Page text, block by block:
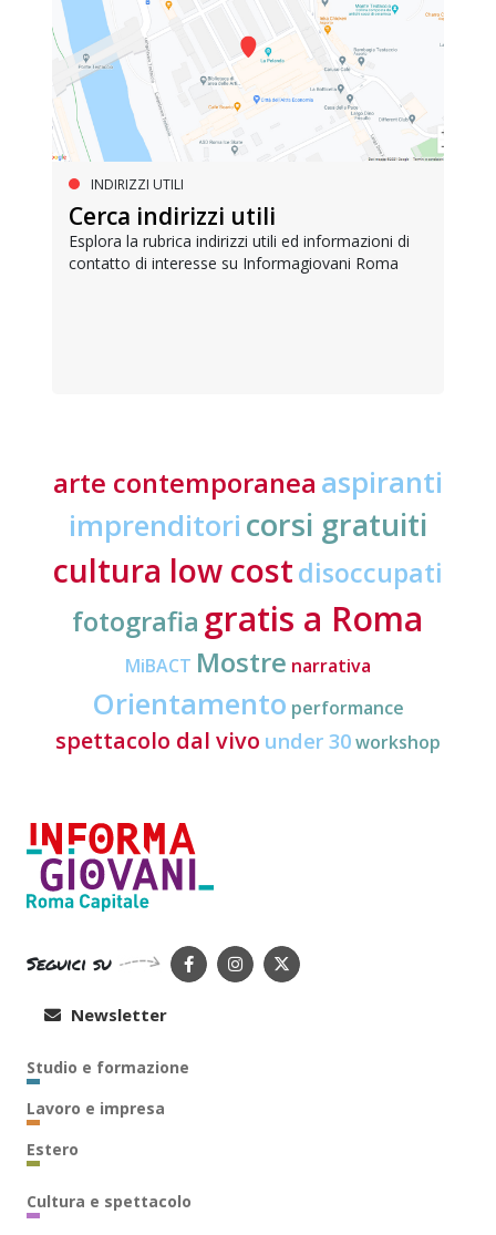
INDIRIZZI UTILI
Cerca indirizzi utili
Esplora la rubrica indirizzi utili ed informazioni di
contatto di interesse su Informagiovani Roma
arte contemporanea aspiranti
imprenditori corsi gratuiti
cultura low costdisoccupati
fotografia gratis a Roma
MiBACT Mostre narrativa
Orientamento performance
spettacolo dal vivo under 30workshop
Seguici su
Newsletter
Studio e formazione
Lavoro e impresa
Estero
Cultura e spettacolo